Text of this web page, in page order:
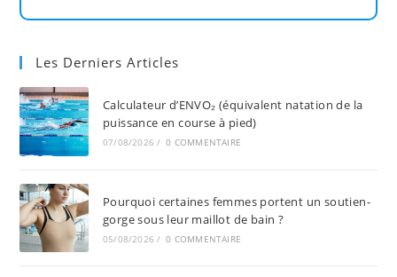
Les Derniers Articles
Calculateur d’ENVO₂ (équivalent natation de la
puissance en course à pied)
07/08/2026 / 0 COMMENTAIRE
Pourquoi certaines femmes portent un soutien-
gorge sous leur maillot de bain ?
05/08/2026 / 0 COMMENTAIRE